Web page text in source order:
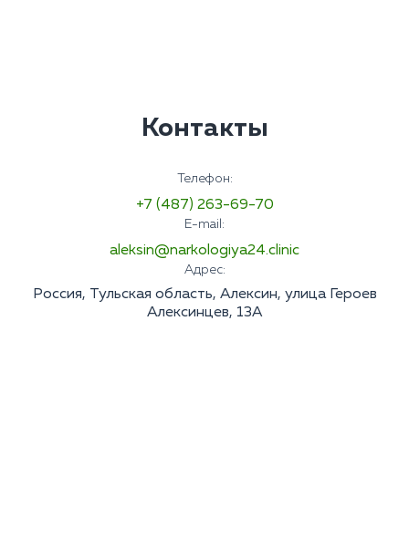
Контакты
Телефон:
+7 (487) 263-69-70
E-mail:
aleksin@narkologiya24.clinic
Адрес:
Россия, Тульская область, Алексин, улица Героев
Алексинцев, 13А